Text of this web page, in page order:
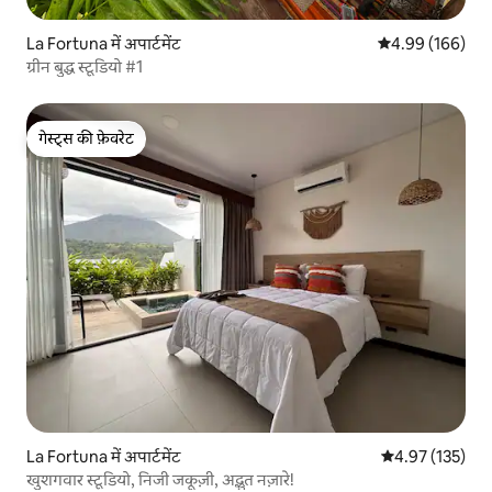
La Fortuna में अपार्टमेंट औसत रेटिंग 5 में से
4.99 (166)
ग्रीन बुद्ध स्टूडियो #1
गेस्ट्स की फ़ेवरेट
गेस्ट्स की फ़ेवरेट
La Fortuna में अपार्टमेंट औसत रेटिंग 5 में से
4.97 (135)
खुशगवार स्टूडियो, निजी जकूज़ी, अद्भुत नज़ारे!